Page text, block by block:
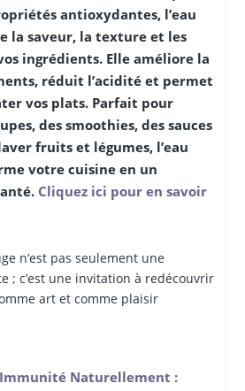
antioxydantes, l’eau
la saveur, la texture et les
ingrédients. Elle améliore la
réduit l’acidité et permet
vos plats. Parfait pour
des smoothies, des sauces
fruits et légumes, l’eau
votre cuisine en un
Cliquez ici pour en savoir
n’est pas seulement une
; c’est une invitation à redécouvrir
art et comme plaisir
Immunité Naturellement :